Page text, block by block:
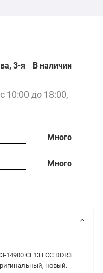
3-я
В наличии
10:00 до 18:00,
Много
Много
14900 CL13 ECC DDR3
новый.